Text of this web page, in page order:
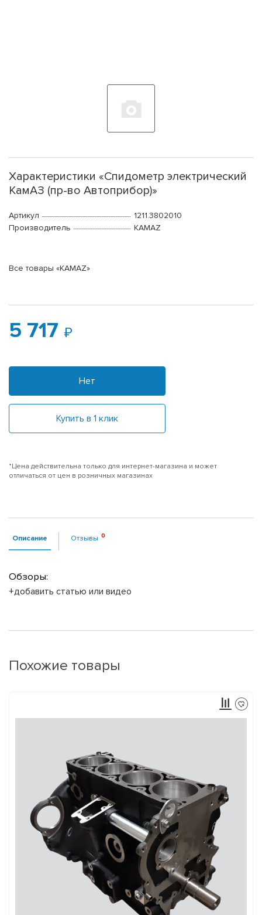
Характеристики «Спидометр электрический
КамАЗ (пр-во Автоприбор)»
Артикул
1211.3802010
Производитель
KAMAZ
Все товары «KAMAZ»
5 717
Нет
Купить в 1 клик
*Цена действительна только для интернет-магазина и может
отличаться от цен в розничных магазинах
Описание Отзывы
Обзоры:
+добавить статью или видео
Похожие товары